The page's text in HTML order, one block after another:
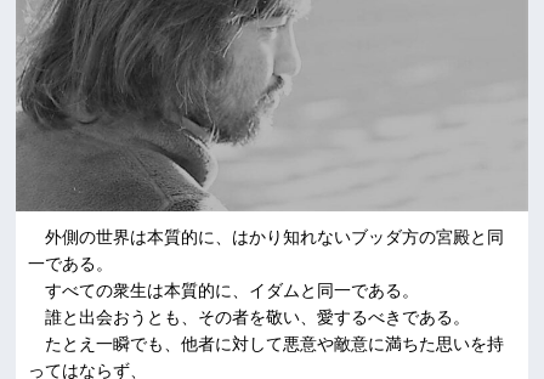
外側の世界は本質的に、はかり知れないブッダ方の宮殿と同
一である。
すべての衆生は本質的に、イダムと同一である。
誰と出会おうとも、その者を敬い、愛するべきである。
たとえ一瞬でも、他者に対して悪意や敵意に満ちた思いを持
ってはならず、